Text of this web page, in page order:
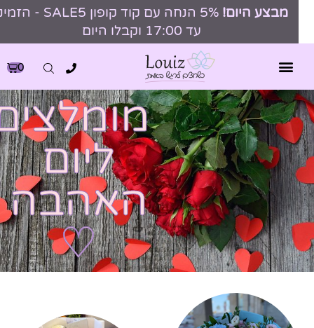
מבצע היום!
5% הנחה עם קוד קופון SALE5 - הזמינו
עד 17:00 וקבלו היום
מומלצים
ליום
האהבה
♡